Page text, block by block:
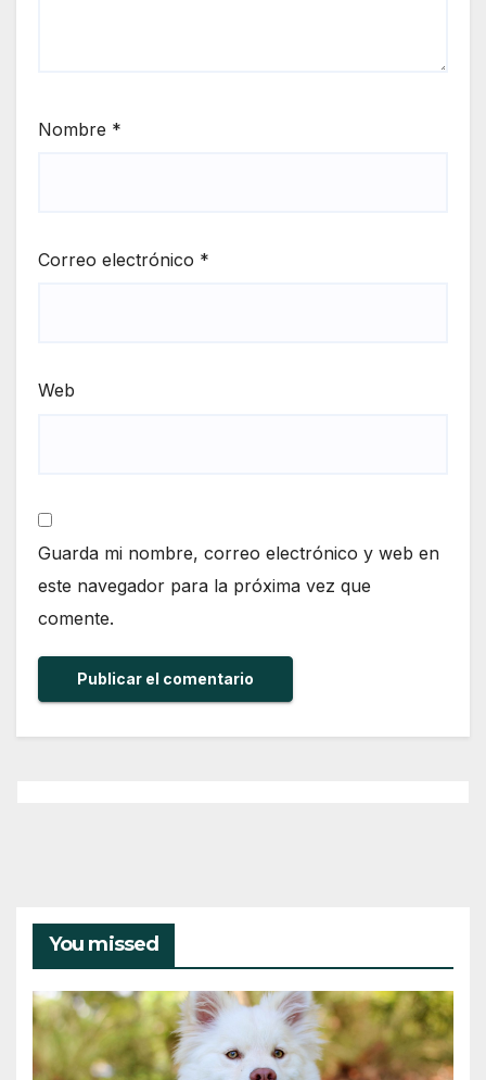
Nombre *
Correo electrónico *
Web
Guarda mi nombre, correo electrónico y web en
este navegador para la próxima vez que
comente.
You missed